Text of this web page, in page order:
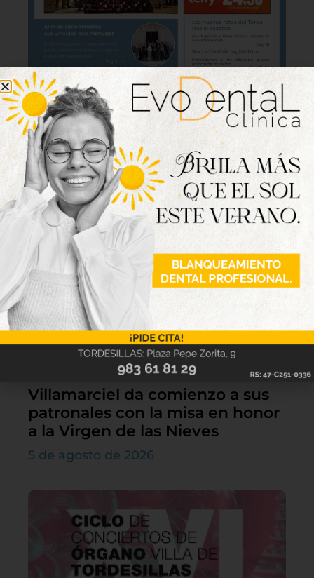
Lo último
Villamarciel da comienzo a sus
patronales con la misa en honor
a la Virgen de las Nieves
5 de agosto de 2026